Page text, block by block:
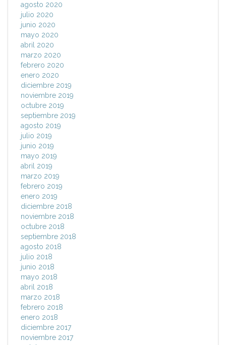
agosto 2020
julio 2020
junio 2020
mayo 2020
abril 2020
marzo 2020
febrero 2020
enero 2020
diciembre 2019
noviembre 2019
octubre 2019
septiembre 2019
agosto 2019
julio 2019
junio 2019
mayo 2019
abril 2019
marzo 2019
febrero 2019
enero 2019
diciembre 2018
noviembre 2018
octubre 2018
septiembre 2018
agosto 2018
julio 2018
junio 2018
mayo 2018
abril 2018
marzo 2018
febrero 2018
enero 2018
diciembre 2017
noviembre 2017